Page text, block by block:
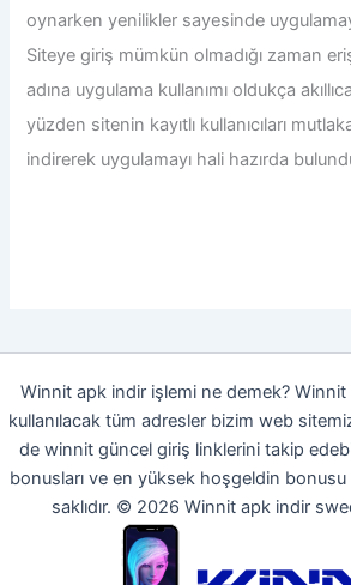
oynarken yenilikler sayesinde
Siteye giriş mümkün olmadığı zaman
adına uygulama kullanımı oldukça
yüzden sitenin kayıtlı kullanıcıları
indirerek uygulamayı hali hazırda
Winnit apk indir işlemi ne demek?
kullanılacak tüm adresler bizim web
de winnit güncel giriş linklerini takip
bonusları ve en yüksek hoşgeldin bonusu
saklıdır. © 2026 Winnit apk indir